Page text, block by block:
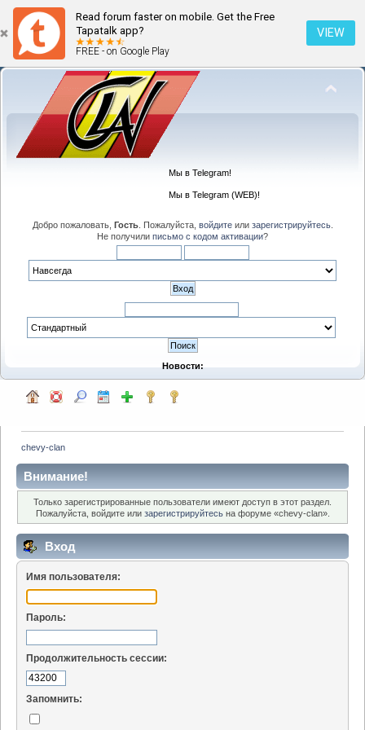
Read forum faster on mobile. Get the Free
Tapatalk app?
FREE - on Google Play
VIEW
Мы в Telegram!
Мы в Telegram (WEB)!
Добро пожаловать, Гость. Пожалуйста, войдитеили зарегистрируйтесь.
Не получили письмо с кодом активации?
Новости:
chevy-clan
Внимание!
Только зарегистрированные пользователи имеют доступ в этот раздел.
Пожалуйста, войдите или зарегистрируйтесьна форуме «chevy-clan».
Вход
Имя пользователя:
Пароль:
Продолжительность сессии:
Запомнить: